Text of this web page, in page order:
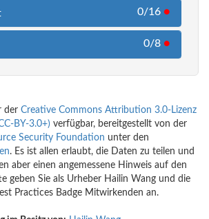
0/16 ●
0/8 ●
der Creative Commons Attribution 3.0-Lizenz
BY-3.0+) verfügbar, bereitgestellt von der
Security Foundation unter den
. Es ist allen erlaubt, die Daten zu teilen und
aber einen angemessene Hinweis auf den
geben Sie als Urheber Hailin Wang und die
Practices Badge Mitwirkenden an.